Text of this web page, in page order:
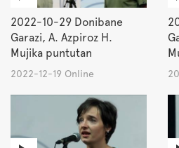
2022-10-29 Donibane
Garazi, A. Azpiroz H.
Mujika puntutan
2022-12-19 Online